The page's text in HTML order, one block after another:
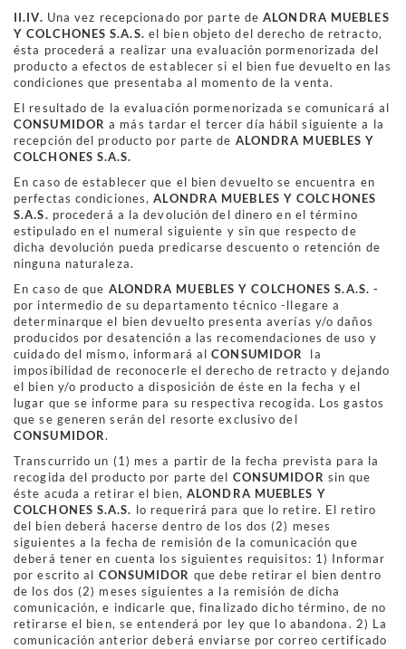
II.IV. Una vez recepcionado por parte deALONDRA MUEBLES
Y COLCHONES S.A.S. el bien objeto del derecho de retracto,
ésta procederá a realizar una evaluación pormenorizada del
producto a efectos de establecer si el bien fue devuelto en las
condiciones que presentaba al momento de la venta.
El resultado de la evaluación pormenorizada se comunicará al
CONSUMIDOR a más tardar el tercer día hábil siguiente a la
recepción del producto por parte de ALONDRA MUEBLES Y
COLCHONES S.A.S.
En caso de establecer que el bien devuelto se encuentra en
perfectas condiciones,ALONDRA MUEBLES Y COLCHONES
S.A.S. procederá a la devolución del dinero en el término
estipulado en el numeral siguiente y sin que respecto de
dicha devolución pueda predicarse descuento o retención de
ninguna naturaleza.
En caso de que ALONDRA MUEBLES Y COLCHONES S.A.S. -
por intermedio de su departamento técnico -llegare a
determinarque el bien devuelto presenta averías y/o daños
producidos por desatención a las recomendaciones de uso y
cuidado del mismo, informará alCONSUMIDOR
la
imposibilidad de reconocerle el derecho de retracto y dejando
el bien y/o producto a disposición de éste en la fecha y el
lugar que se informe para su respectiva recogida. Los gastos
que se generen serán del resorte exclusivo del
CONSUMIDOR.
Transcurrido un (1) mes a partir de la fecha prevista para la
recogida del producto por parte del CONSUMIDOR sin que
éste acuda a retirar el bien,ALONDRA MUEBLES Y
COLCHONES S.A.S. lo requerirá para que lo retire. El retiro
del bien deberá hacerse dentro de los dos (2) meses
siguientes a la fecha de remisión de la comunicación que
deberá tener en cuenta los siguientes requisitos: 1) Informar
por escrito al CONSUMIDOR que debe retirar el bien dentro
de los dos (2) meses siguientes a la remisión de dicha
comunicación, e indicarle que, finalizado dicho término, de no
retirarse el bien, se entenderá por ley que lo abandona. 2) La
comunicación anterior deberá enviarse por correo certificado